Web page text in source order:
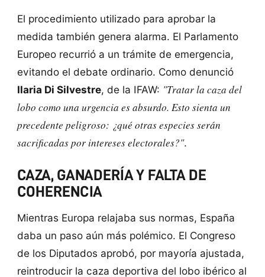
El procedimiento utilizado para aprobar la
medida también genera alarma. El Parlamento
Europeo recurrió a un trámite de emergencia,
evitando el debate ordinario. Como denunció
Ilaria Di Silvestre, de la IFAW: "Tratar la caza del
lobo como una urgencia es absurdo. Esto sienta un
precedente peligroso: ¿qué otras especies serán
sacrificadas por intereses electorales?".
CAZA, GANADERÍA Y FALTA DE
COHERENCIA
Mientras Europa relajaba sus normas, España
daba un paso aún más polémico. El Congreso
de los Diputados aprobó, por mayoría ajustada,
reintroducir la caza deportiva del lobo ibérico al